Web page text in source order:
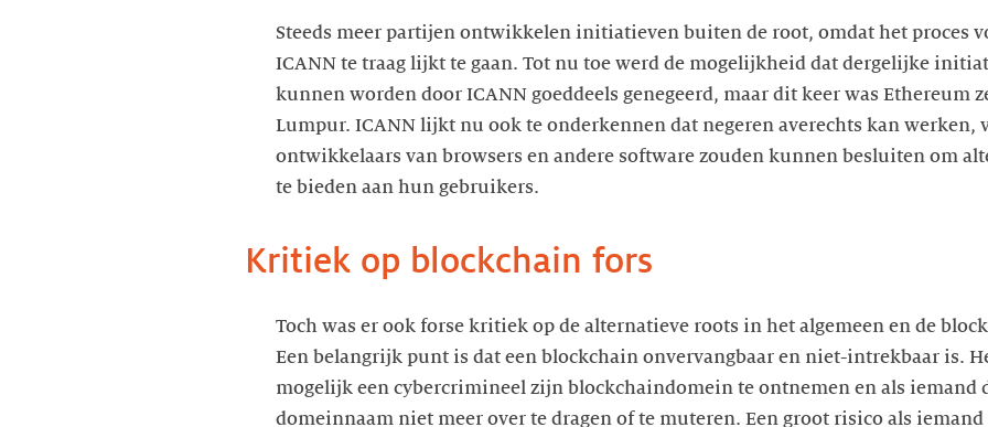
Steeds meer partijen ontwikkelen initiatieven buiten de root, omdat het proces
ICANN te traag lijkt te gaan. Tot nu toe werd de mogelijkheid dat dergelijke
kunnen worden door ICANN goeddeels genegeerd, maar dit keer was Ethereum
Lumpur. ICANN lijkt nu ook te onderkennen dat negeren averechts kan werken,
ontwikkelaars van browsers en andere software zouden kunnen besluiten om
te bieden aan hun gebruikers.
Kritiek op blockchain fors
Toch was er ook forse kritiek op de alternatieve roots in het algemeen en de
Een belangrijk punt is dat een blockchain onvervangbaar en niet-intrekbaar is.
mogelijk een cybercrimineel zijn blockchaindomein te ontnemen en als iemand
domeinnaam niet meer over te dragen of te muteren. Een groot risico als